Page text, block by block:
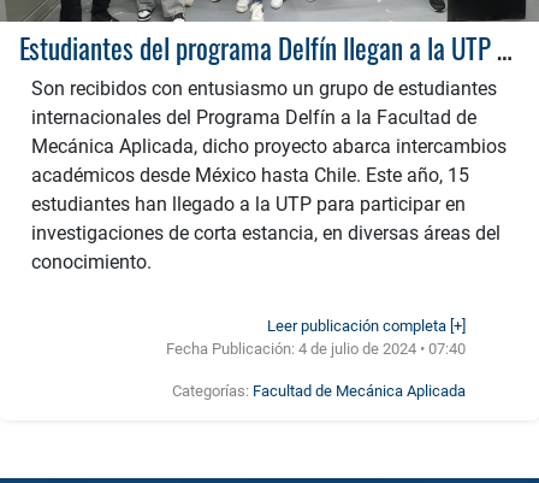
Estudiantes del programa Delfín llegan a la UTP para realizar investigaciones innovadoras
Son recibidos con entusiasmo un grupo de estudiantes
internacionales del Programa Delfín a la Facultad de
Mecánica Aplicada, dicho proyecto abarca intercambios
académicos desde México hasta Chile. Este año, 15
estudiantes han llegado a la UTP para participar en
investigaciones de corta estancia, en diversas áreas del
conocimiento.
Leer publicación completa [+]
Fecha Publicación:4 de julio de 2024 • 07:40
Categorías: Facultad de Mecánica Aplicada